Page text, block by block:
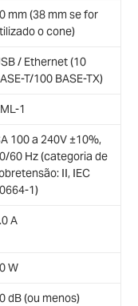
mm (38 mm se for
o cone)
/ Ethernet (10
T/100 BASE-TX)
1
100 a 240V ±10%,
60 Hz (categoria de
II, IEC
1)
A
W
dB (ou menos)